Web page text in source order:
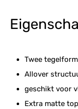
Twee
Allover
geschikt voor
Extra matte